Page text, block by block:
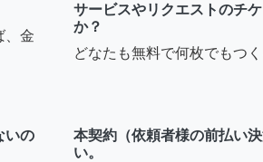
、金
サービスやリクエストのチ
か？
どなたも無料で何枚でもつ
いの
本契約（依頼者様の前払い
い。